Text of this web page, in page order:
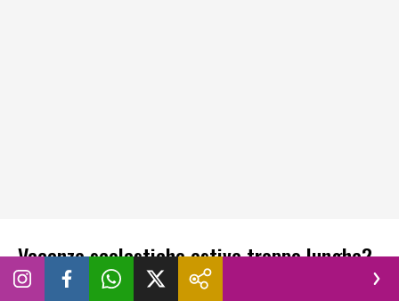
Vacanze scolastiche estive troppo lunghe?
A pagare sono soprattutto le donne